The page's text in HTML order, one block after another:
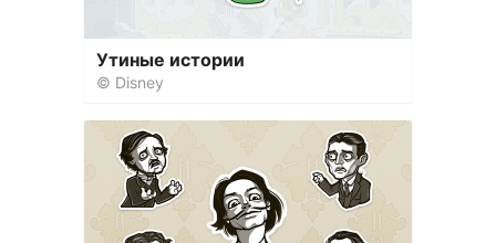
Утиные истории
© Disney